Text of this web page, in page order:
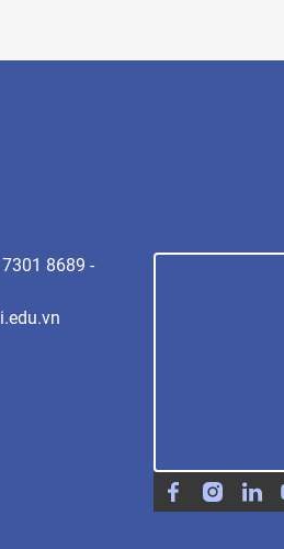
8689 -